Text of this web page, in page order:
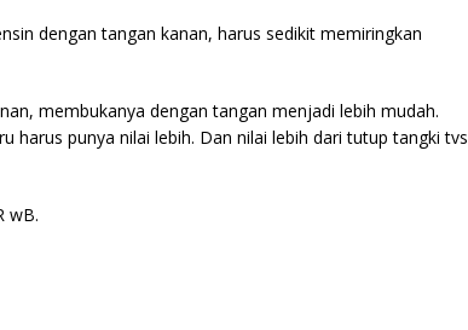
dengan tangan kanan, harus sedikit memiringkan
membukanya dengan tangan menjadi lebih mudah.
harus punya nilai lebih. Dan nilai lebih dari tutup tangki tvs
wB.